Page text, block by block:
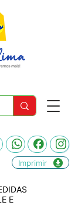
Imprimir
E